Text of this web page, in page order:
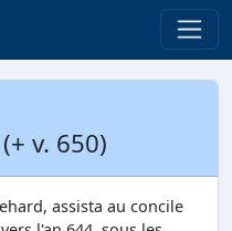
v. 650)
assista au concile